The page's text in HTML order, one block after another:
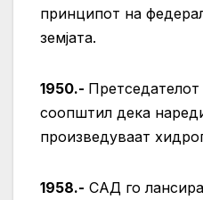
принципот на
земјата.
1950.-
соопштил дека
произведуваат
1958.- САД го